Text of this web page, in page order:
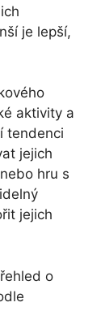
je lepší,
aktivity a
tendenci
jejich
hru s
jejich
o